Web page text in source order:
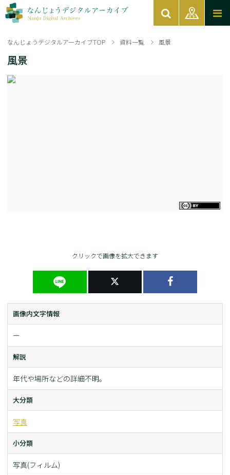
なんじょうデジタルアーカイブTOP 資料一覧 風景
風景
クリックで画像を拡大できます
画像内文字情報
ー
解説
年代や場所などの詳細不明。
大分類
写真
小分類
写真(フィルム)